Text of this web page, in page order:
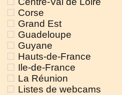
Corse
Grand Est
Guadeloupe
Guyane
Hauts-de-France
Ile-de-France
La Réunion
Listes de webcams